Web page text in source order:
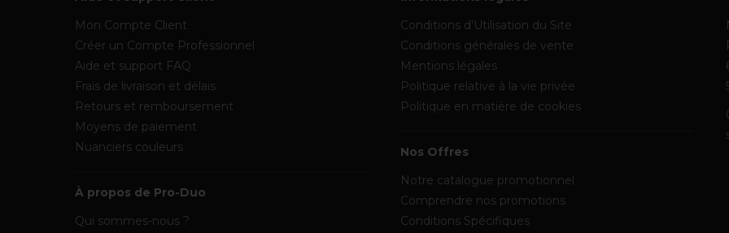
Mon Compte Client
Créer un Compte Professionnel
Aide et support FAQ
Frais de livraison et délais
Retours et remboursement
Moyens de paiement
Nuanciers couleurs
À propos de Pro-Duo
Qui sommes-nous ?
Conditions d’Utilisation du Site
Conditions générales de vente
Mentions légales
Politique relative à la vie privée
Politique en matière de cookies
Nos Offres
Notre catalogue promotionnel
Comprendre nos promotions
Conditions Spécifiques